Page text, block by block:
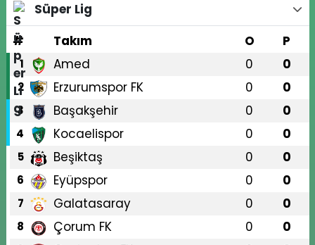
Süper Lig
#
Takım O P
1 Amed 0 0
2 Erzurumspor FK 0 0
3 Başakşehir 0 0
4 Kocaelispor 0 0
5 Beşiktaş 0 0
6 Eyüpspor 0 0
7 Galatasaray 0 0
8 Çorum FK 0 0